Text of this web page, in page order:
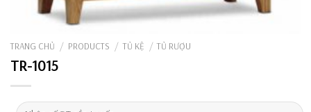
TRANG CHỦ / PRODUCTS / TỦ KỆ / TỦ RƯỢU
TR-1015